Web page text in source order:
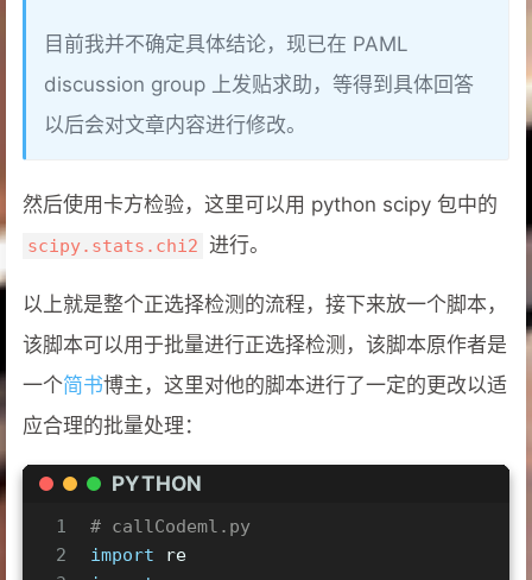
目前我并不确定具体结论，现已在 PAML
discussion group 上发贴求助，等得到具体回答
以后会对文章内容进行修改。
然后使用卡方检验，这里可以用 python scipy 包中的
scipy.stats.chi2 进行。
以上就是整个正选择检测的流程，接下来放一个脚本，
该脚本可以用于批量进行正选择检测，该脚本原作者是
一个简书博主，这里对他的脚本进行了一定的更改以适
应合理的批量处理：
PYTHON
1
2
# callCodeml.py
import re